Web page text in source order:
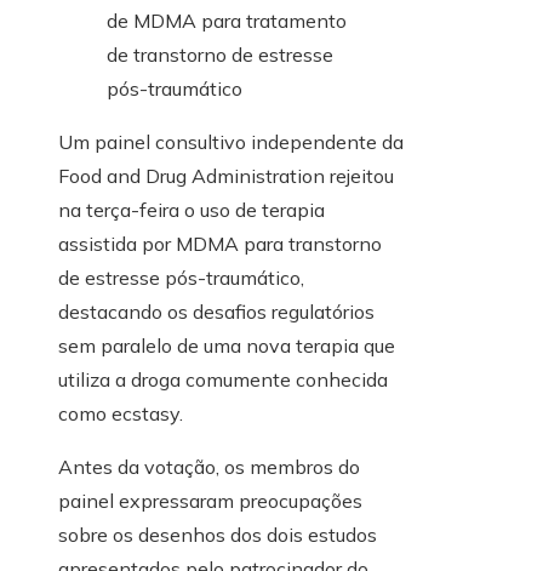
Um painel consultivo independente da
Food and Drug Administration rejeitou
na terça-feira o uso de terapia
assistida por MDMA para transtorno
de estresse pós-traumático,
destacando os desafios regulatórios
sem paralelo de uma nova terapia que
utiliza a droga comumente conhecida
como ecstasy.
Antes da votação, os membros do
painel expressaram preocupações
sobre os desenhos dos dois estudos